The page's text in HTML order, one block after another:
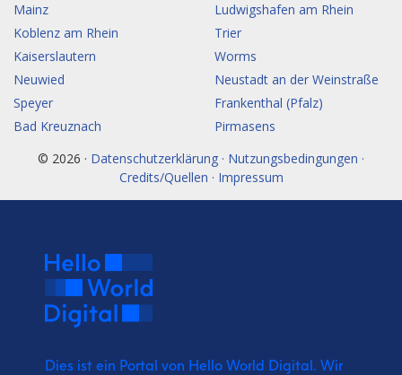
Mainz
Ludwigshafen am Rhein
Koblenz am Rhein
Trier
Kaiserslautern
Worms
Neuwied
Neustadt an der Weinstraße
Speyer
Frankenthal (Pfalz)
Bad Kreuznach
Pirmasens
© 2026 · Datenschutzerklärung · Nutzungsbedingungen ·
Credits/Quellen · Impressum
Dies ist ein Portal von Hello World Digital. Wir